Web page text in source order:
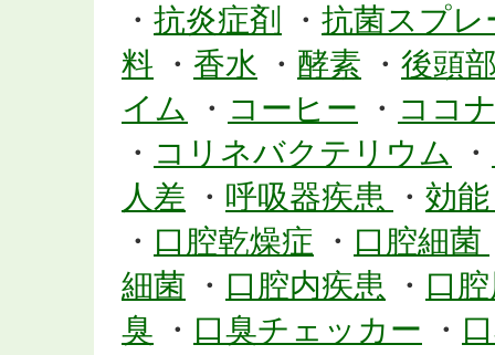
・ 抗炎症剤 ・ 抗菌スプレ
料 ・ 香水 ・ 酵素 ・ 後頭
イム
・ コーヒー ・ ココ
・ コリネバクテリウム ・
人差 ・ 呼吸器疾患 ・ 効
・ 口腔乾燥症 ・ 口腔細菌
細菌 ・ 口腔内疾患 ・ 口
臭 ・ 口臭チェッカー ・